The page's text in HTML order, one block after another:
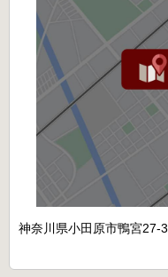
神奈川県小田原市鴨宮27-3